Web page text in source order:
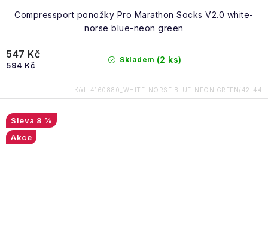
Compressport ponožky Pro Marathon Socks V2.0 white-
norse blue-neon green
Skladem (2 ks)
547 Kč
594 Kč
Kód: 4160880_WHITE-NORSE BLUE-NEON GREEN/42-44
8 %
Akce